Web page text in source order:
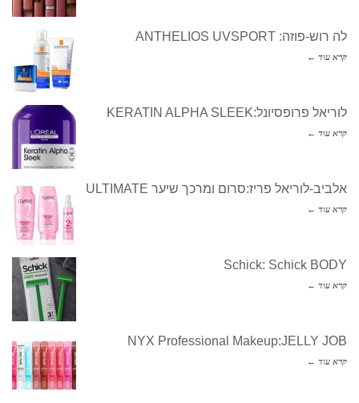
לה רוש-פוזה: ANTHELIOS UVSPORT
קרא עוד ←
לוריאל פרופסיונל:KERATIN ALPHA SLEEK
קרא עוד ←
אלביב-לוריאל פריז:סרום ומרכך שיער ULTIMATE
קרא עוד ←
Schick: Schick BODY
קרא עוד ←
NYX Professional Makeup:JELLY JOB
קרא עוד ←